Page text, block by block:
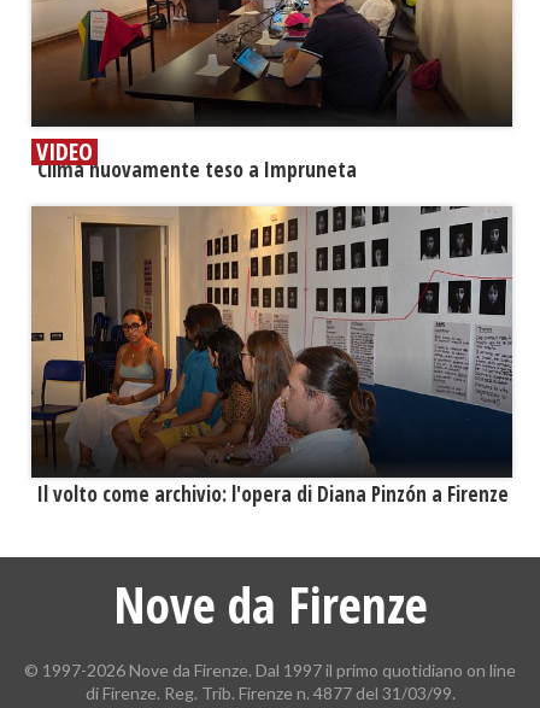
VIDEO
​Clima nuovamente teso a Impruneta
​Il volto come archivio: l'opera di Diana Pinzón a Firenze
Nove da Firenze
© 1997-2026 Nove da Firenze. Dal 1997 il primo quotidiano on line
di Firenze. Reg. Trib. Firenze n. 4877 del 31/03/99.